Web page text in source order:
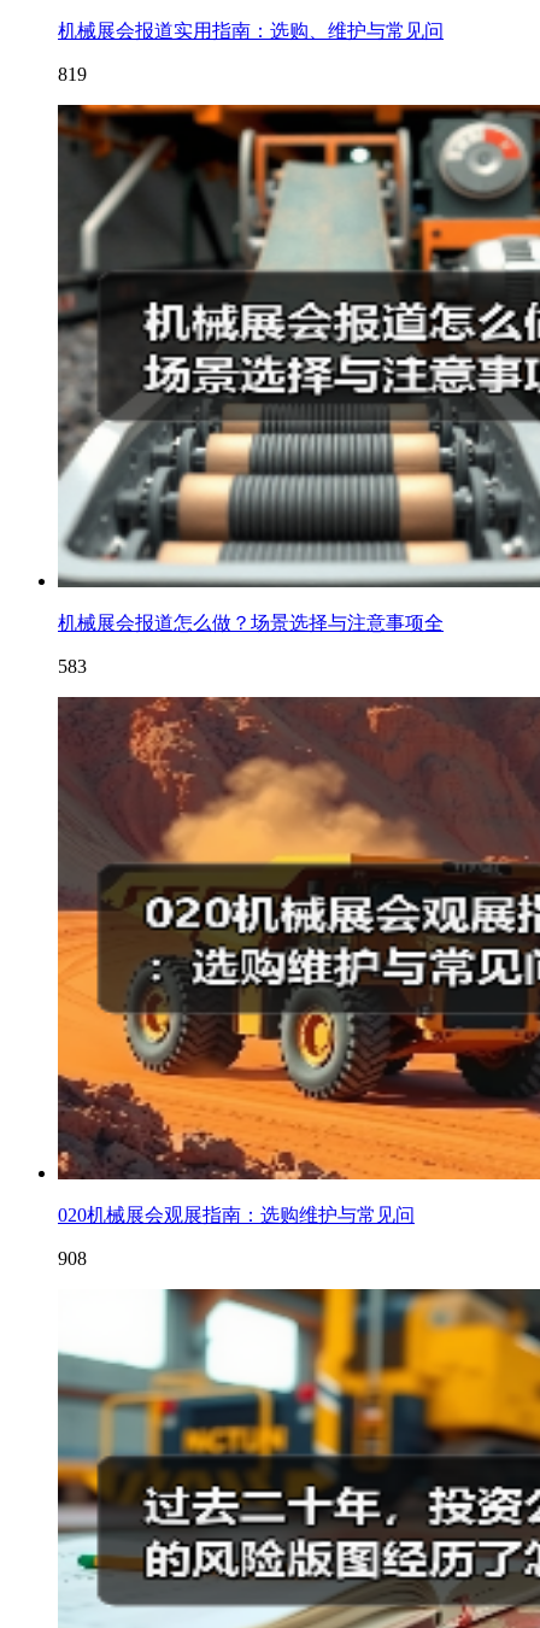
机械展会报道实用指南：选购、维护与常见问
819
机械展会报道怎么做？场景选择与注意事项全
583
020机械展会观展指南：选购维护与常见问
908